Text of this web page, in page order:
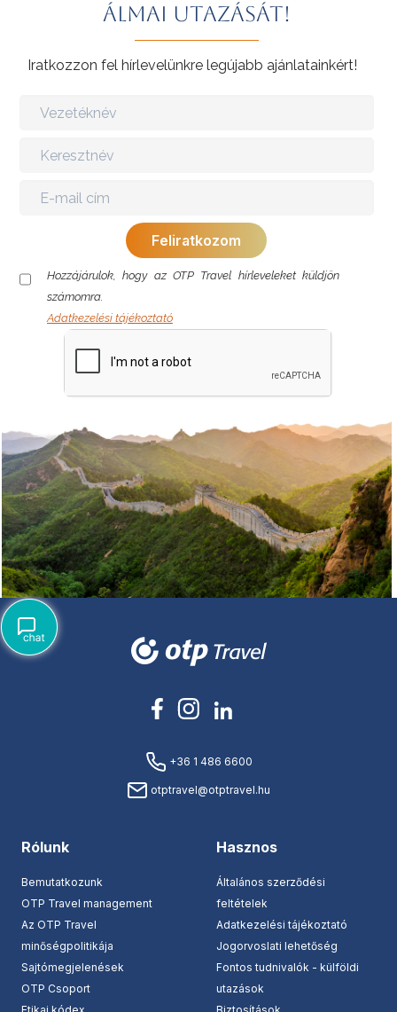
álmai utazását!
Iratkozzon fel hírlevelünkre legújabb ajánlatainkért!
Hozzájárulok, hogy az OTP Travel hírleveleket küldjön
számomra.
Adatkezelési tájékoztató
+36 1 486 6600
otptravel@otptravel.hu
Rólunk
Bemutatkozunk
OTP Travel management
Az OTP Travel
minőségpolitikája
Sajtómegjelenések
OTP Csoport
Hasznos
Általános szerződési
feltételek
Adatkezelési tájékoztató
Jogorvoslati lehetőség
Fontos tudnivalók - külföldi
utazások